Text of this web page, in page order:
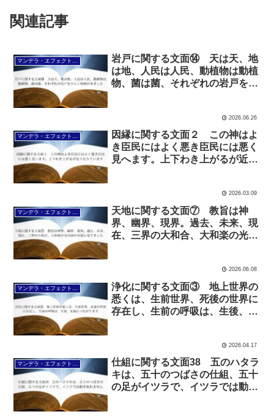
関連記事
岩戸に関する文面⑭ 天は天、地
は地、人民は人民、動植物は動植
物、菌は菌、それぞれの岩戸をひ
2026.06.26
マンデラ・エフェクト文面（2025年6月24日～
因縁に関する文面２ この神はよ
き臣民にはよく悪き臣民には悪く
見へます。上下わき上がるが近う
2026.03.09
マンデラ・エフェクト文面（2025年6月24日～
天地に関する文面⑦ 教旨は神
界、幽界、現界。過去、未来、現
在、三界の大和合、大和楽の光の
2026.06.08
浄化に関する文面③ 地上世界の
悉くは、生前世界、死後の世界に
存在し、生前の呼吸は、生後、死
2026.04.17
マンデラ・エフェクト文面（2025年6月24日～
仕組に関する文面38 五のハタラ
キは、五十のつばさの仕組、五十
の足がイツラで、イツラでは動き